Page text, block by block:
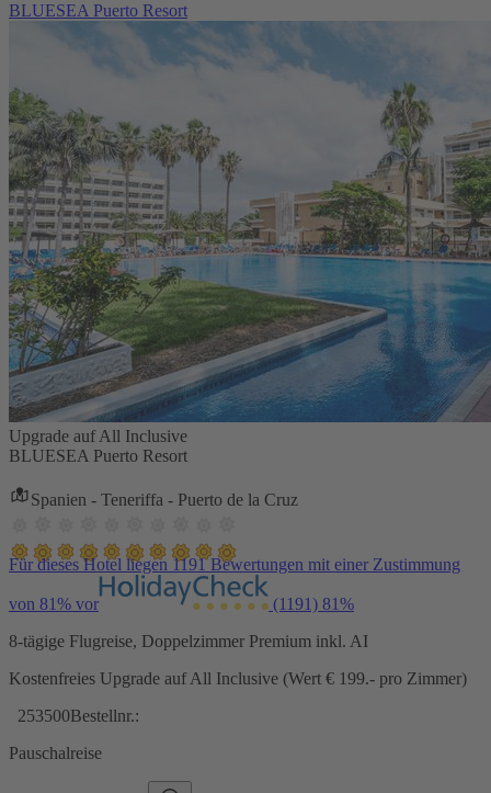
BLUESEA Puerto Resort
Upgrade auf All Inclusive
BLUESEA Puerto Resort
Spanien - Teneriffa - Puerto de la Cruz
Für dieses Hotel liegen 1191 Bewertungen mit einer Zustimmung
von 81% vor (1191) 81%
8-tägige Flugreise, Doppelzimmer Premium inkl. AI
Kostenfreies Upgrade auf All Inclusive (Wert € 199.- pro Zimmer)
253500Bestellnr.:
Pauschalreise